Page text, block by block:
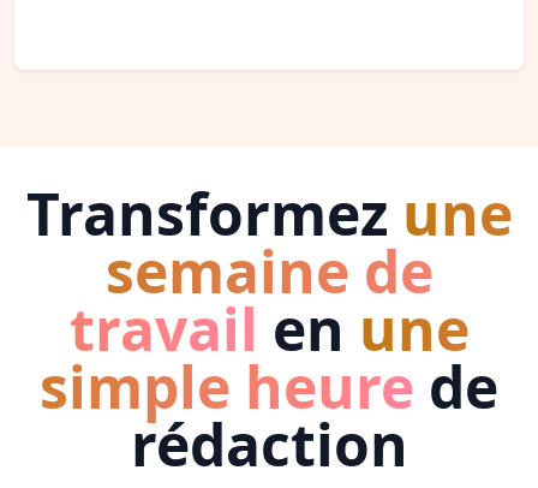
Transformez une
semaine de
travail en une
simple heure de
rédaction